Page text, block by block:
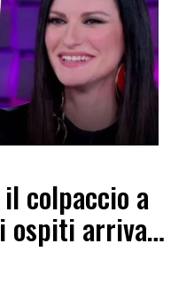
colpaccio a
ospiti arriva…